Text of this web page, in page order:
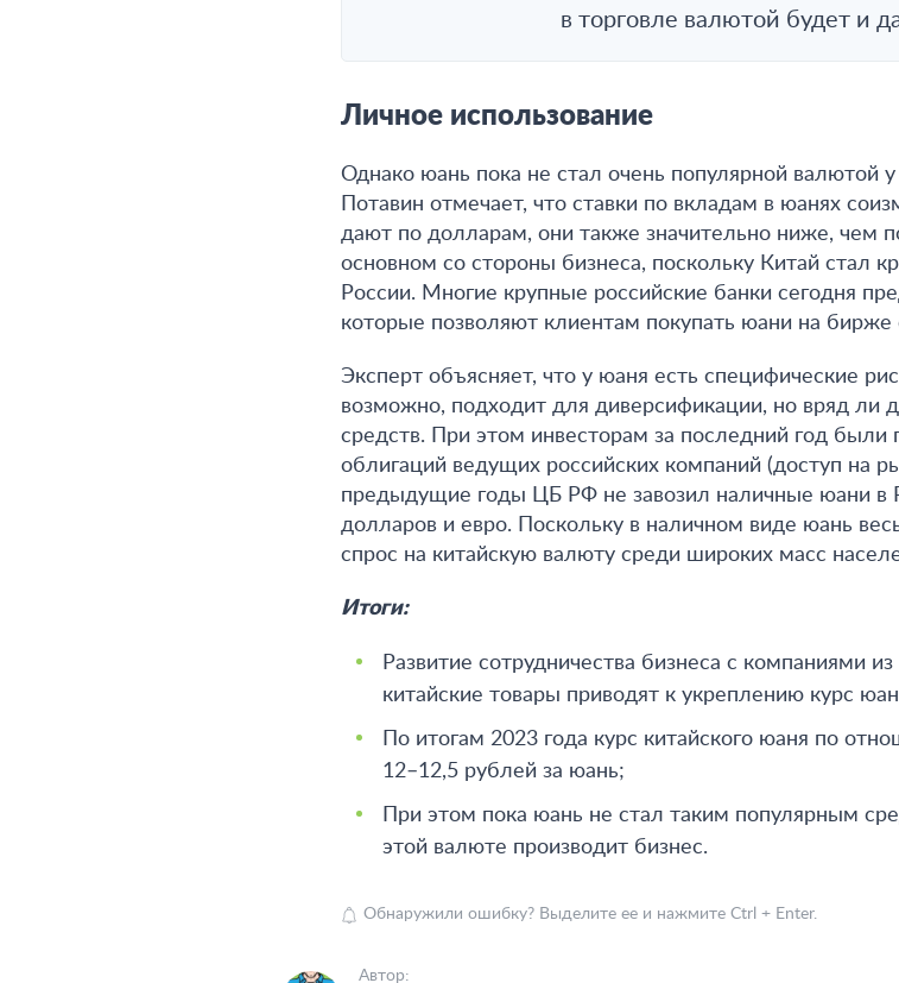
в торговле валютой будет и
Личное использование
Однако юань пока не стал очень популярной валютой
Потавин отмечает, что ставки по вкладам в юанях
дают по долларам, они также значительно ниже, чем
основном со стороны бизнеса, поскольку Китай стал
России. Многие крупные российские банки сегодня
которые позволяют клиентам покупать юани на бирже
Эксперт объясняет, что у юаня есть специфические
возможно, подходит для диверсификации, но вряд ли
средств. При этом инвесторам за последний год
облигаций ведущих российских компаний (доступ на
предыдущие годы ЦБ РФ не завозил наличные юани в
долларов и евро. Поскольку в наличном виде юань
спрос на китайскую валюту среди широких масс
Итоги:
Развитие сотрудничества бизнеса с компаниями
китайские товары приводят к укреплению курс
По итогам 2023 года курс китайского юаня по
12–12,5 рублей за юань;
При этом пока юань не стал таким популярным
этой валюте производит бизнес.
Обнаружили ошибку? Выделите ее и нажмите Ctrl + Enter.
Автор: